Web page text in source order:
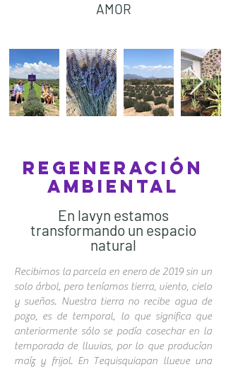
AMOR
REGENERACIÓN
AMBIENTAL
En lavyn estamos
transformando un espacio
natural
Recibimos la parcela en enero de 2019 sin un
solo árbol, pero teníamos tierra, viento, cielo
y sueños. Nuestra tierra no recibe agua de
pozo, es de temporal, lo que significa que
anteriormente sólo se podía cosechar en la
temporada de lluvias, por lo que producían
maíz y frijol. En Tequisquiapan llueve una